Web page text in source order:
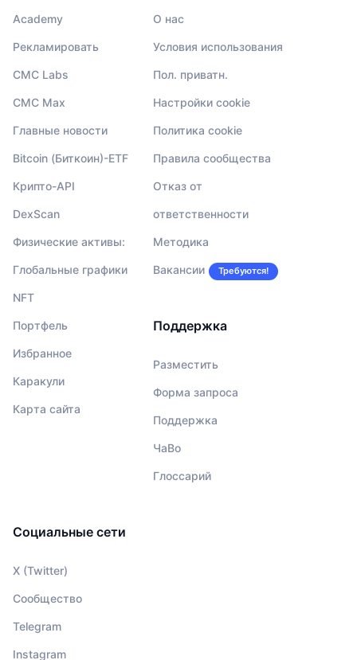
Academy
Рекламировать
CMC Labs
CMC Max
Главные новости
Bitcoin (Биткоин)-ETF
Крипто-API
DexScan
Физические активы:
Глобальные графики
NFT
Портфель
Избранное
Каракули
Карта сайта
О нас
Условия использования
Пол. приватн.
Настройки cookie
Политика cookie
Правила сообщества
Отказ от
ответственности
Методика
Вакансии Требуются!
Поддержка
Разместить
Форма запроса
Поддержка
ЧаВо
Глоссарий
Социальные сети
X (Twitter)
Сообщество
Telegram
Instagram